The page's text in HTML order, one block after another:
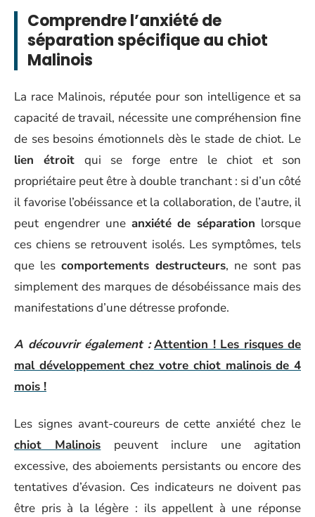
Comprendre l’anxiété de
séparation spécifique au chiot
Malinois
La race Malinois, réputée pour son intelligence et sa
capacité de travail, nécessite une compréhension fine
de ses besoins émotionnels dès le stade de chiot. Le
lien étroit qui se forge entre le chiot et son
propriétaire peut être à double tranchant : si d’un côté
il favorise l’obéissance et la collaboration, de l’autre, il
peut engendrer une anxiété de séparation lorsque
ces chiens se retrouvent isolés. Les symptômes, tels
que les comportements destructeurs, ne sont pas
simplement des marques de désobéissance mais des
manifestations d’une détresse profonde.
A découvrir également : Attention ! Les risques de
mal développement chez votre chiot malinois de 4
mois !
Les signes avant-coureurs de cette anxiété chez le
chiot Malinois peuvent inclure une agitation
excessive, des aboiements persistants ou encore des
tentatives d’évasion. Ces indicateurs ne doivent pas
être pris à la légère : ils appellent à une réponse